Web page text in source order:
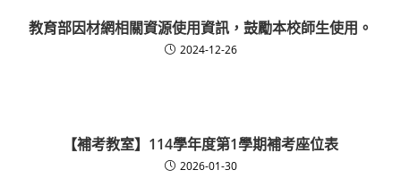
教育部因材網相關資源使用資訊，鼓勵本校師生使用。
2024-12-26
【補考教室】114學年度第1學期補考座位表
2026-01-30